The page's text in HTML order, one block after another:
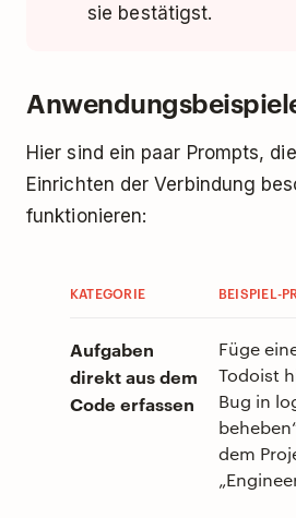
sie bestätigst.
Hier sind ein paar Prompts,
Einrichten der Verbindung
funktionieren:
KATEGORIE BEISPIEL-
Aufgaben
direkt aus dem
Code erfassen
Füge
Todoist
Bug in
dem